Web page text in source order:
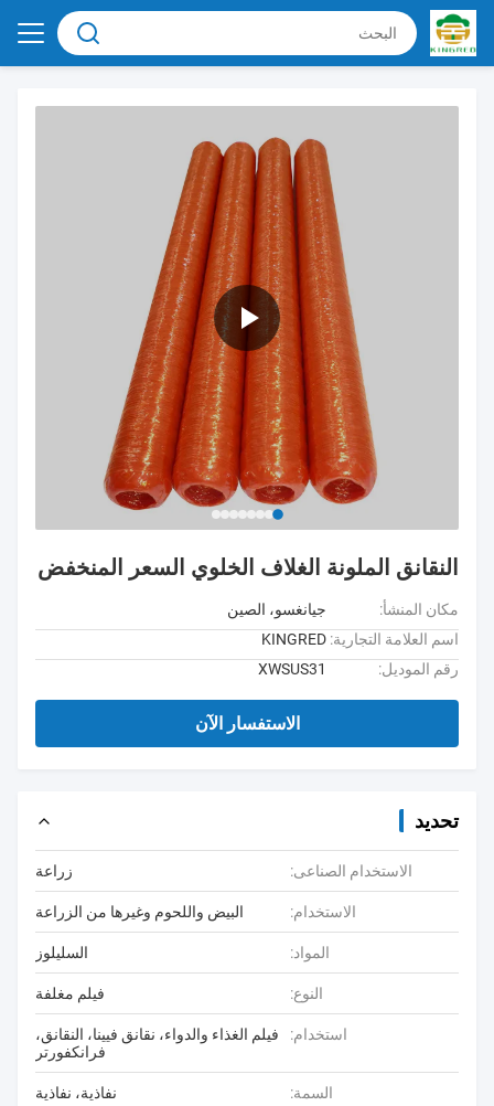
النقانق الملونة الغلاف الخلوي السعر المنخفض
مكان المنشأ:
جيانغسو، الصين
اسم العلامة التجارية: KINGRED
رقم الموديل:
XWSUS31
الاستفسار الآن
تحديد
الاستخدام الصناعى: زراعة
الاستخدام: البيض واللحوم وغيرها من الزراعة
المواد: السليلوز
النوع: فيلم مغلفة
استخدام:
فيلم الغذاء والدواء، نقانق فيينا، النقانق،
فرانكفورتر
السمة: نفاذية، نفاذية